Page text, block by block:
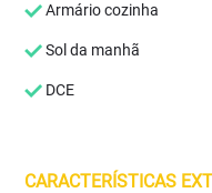
Armário cozinha
Sol da manhã
DCE
CARACTERÍSTICAS